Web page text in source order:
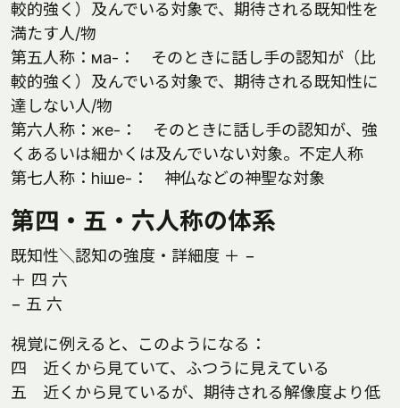
較的強く）及んでいる対象で、期待される既知性を
満たす人/物
第五人称：мa-： そのときに話し手の認知が（比
較的強く）及んでいる対象で、期待される既知性に
達しない人/物
第六人称：жe-： そのときに話し手の認知が、強
くあるいは細かくは及んでいない対象。不定人称
第七人称：hiшe-： 神仏などの神聖な対象
第四・五・六人称の体系
既知性＼認知の強度・詳細度 ＋ −
＋ 四 六
− 五 六
視覚に例えると、このようになる：
四 近くから見ていて、ふつうに見えている
五 近くから見ているが、期待される解像度より低